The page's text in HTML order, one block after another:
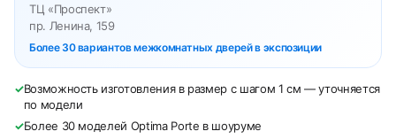
ТЦ «Проспект»
пр. Ленина, 159
Более 30 вариантов межкомнатных дверей в экспозиции
✓Возможность изготовления в размер с шагом 1 см — уточняется
по модели
✓Более 30 моделей Optima Porte в шоуруме